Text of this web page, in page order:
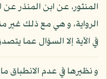
المنثور، عن ابن المنذر
الرواية، و هي مع ذلك
في الآية إلا السؤال عما
و نظيرها في عدم الانطباق